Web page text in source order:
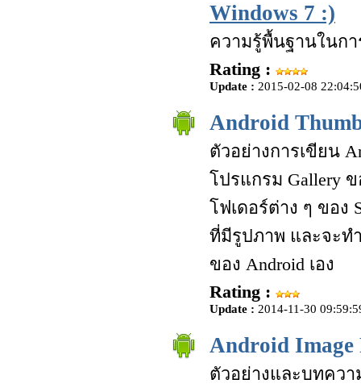
Windows 7 :)
ความรู้พื้นฐานในกา
Rating :
Update : 2015-02-08
Android
ตัวอย่างการเขียน
โปรแกรม Gallery
โฟเดอร์ต่าง ๆ ของ
ที่มีรูปภาพ และจะทำ
ของ Android เอง
Rating :
Update : 2014-11-30
Android Image
ตัวอย่างและบทควา